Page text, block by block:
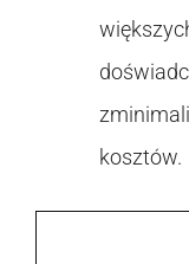
kosztów.